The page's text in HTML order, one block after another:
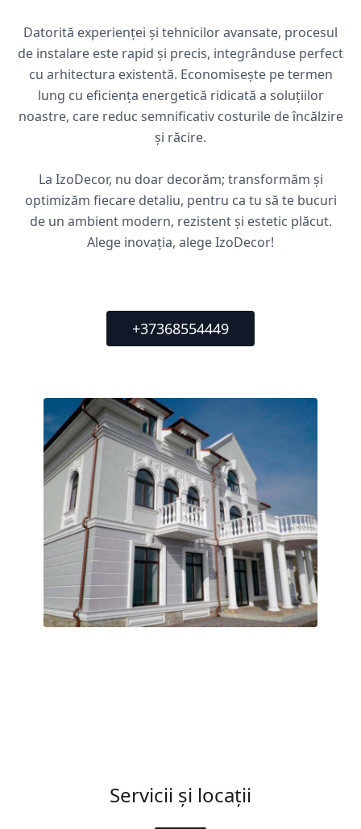
Datorită experienței și tehnicilor avansate, procesul
de instalare este rapid și precis, integrânduse perfect
cu arhitectura existentă. Economisește pe termen
lung cu eficiența energetică ridicată a soluțiilor
noastre, care reduc semnificativ costurile de încălzire
și răcire.
La IzoDecor, nu doar decorăm; transformăm și
optimizăm fiecare detaliu, pentru ca tu să te bucuri
de un ambient modern, rezistent și estetic plăcut.
Alege inovația, alege IzoDecor!
+37368554449
Servicii și locații